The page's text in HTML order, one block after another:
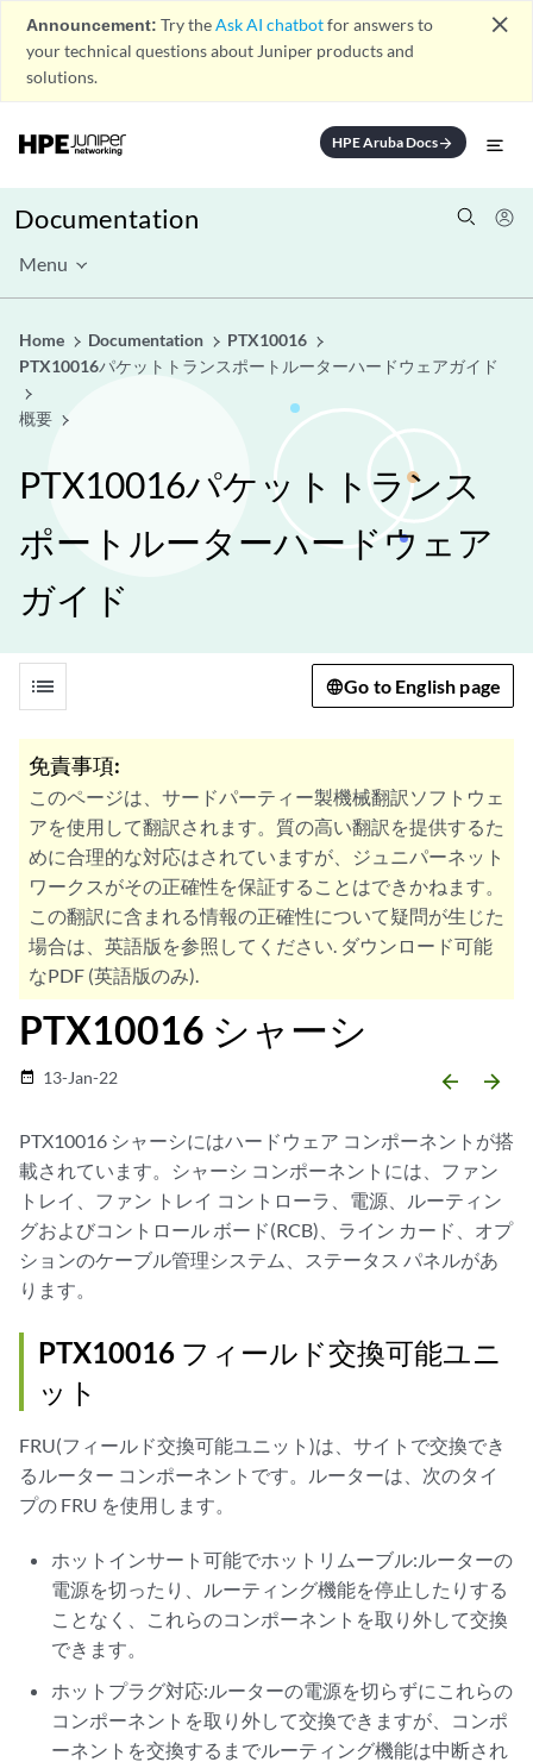
Announcement: Try theAsk AI chatbotfor answers to
your technical questions about Juniper products and
solutions.
close
HPE Aruba Docsarrow_forward
Documentation
Menu
Home Documentation
PTX10016
PTX10016パケットトランスポートルーターハードウェアガイド
概要
PTX10016パケットトランス
ポートルーターハードウェア
ガイド
list Go to English page
免責事項:
このページは、サードパーティー製機械翻訳ソフトウェ
アを使用して翻訳されます。質の高い翻訳を提供するた
めに合理的な対応はされていますが、ジュニパーネット
ワークスがその正確性を保証することはできかねます。
この翻訳に含まれる情報の正確性について疑問が生じた
場合は、英語版を参照してください. ダウンロード可能
なPDF (英語版のみ).
PTX10016 シャーシ
date_range 13-Jan-22 arrow_backward arrow_forward
PTX10016 シャーシにはハードウェア コンポーネントが搭
載されています。シャーシ コンポーネントには、ファン
トレイ、ファン トレイ コントローラ、電源、ルーティン
グおよびコントロール ボード(RCB)、ライン カード、オプ
ションのケーブル管理システム、ステータス パネルがあ
ります。
PTX10016 フィールド交換可能ユニ
ット
FRU(フィールド交換可能ユニット)は、サイトで交換でき
るルーター コンポーネントです。ルーターは、次のタイ
プの FRU を使用します。
ホットインサート可能でホットリムーブル:ルーターの
電源を切ったり、ルーティング機能を停止したりする
ことなく、これらのコンポーネントを取り外して交換
できます。
ホットプラグ対応:ルーターの電源を切らずにこれらの
コンポーネントを取り外して交換できますが、コンポ
ーネントを交換するまでルーティング機能は中断され